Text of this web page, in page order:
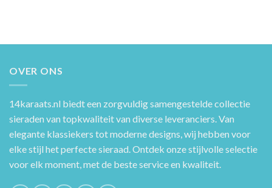
OVER ONS
14karaats.nl biedt een zorgvuldig samengestelde collectie
sieraden van topkwaliteit van diverse leveranciers. Van
elegante klassiekers tot moderne designs, wij hebben voor
elke stijl het perfecte sieraad. Ontdek onze stijlvolle selectie
voor elk moment, met de beste service en kwaliteit.